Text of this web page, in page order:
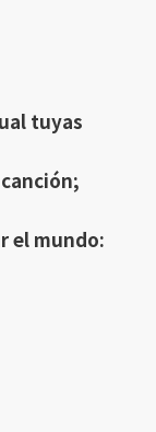
tuyas
el mundo: